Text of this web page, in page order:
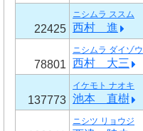
22425
ニシムラ ススム
西村 進
78801
ニシムラ ダイゾウ
西村 大三
137773
イケモト ナオキ
池本 直樹
ニシツ リョウジ